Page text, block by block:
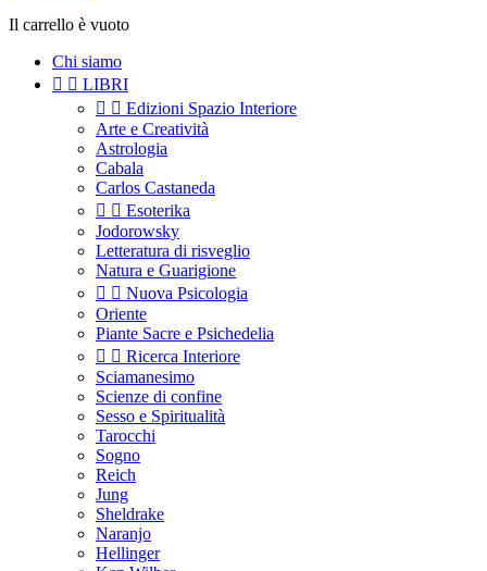
Il carrello è vuoto
Chi siamo
  LIBRI
  Edizioni Spazio Interiore
Arte e Creatività
Astrologia
Cabala
Carlos Castaneda
  Esoterika
Jodorowsky
Letteratura di risveglio
Natura e Guarigione
  Nuova Psicologia
Oriente
Piante Sacre e Psichedelia
  Ricerca Interiore
Sciamanesimo
Scienze di confine
Sesso e Spiritualità
Tarocchi
Sogno
Reich
Jung
Sheldrake
Naranjo
Hellinger